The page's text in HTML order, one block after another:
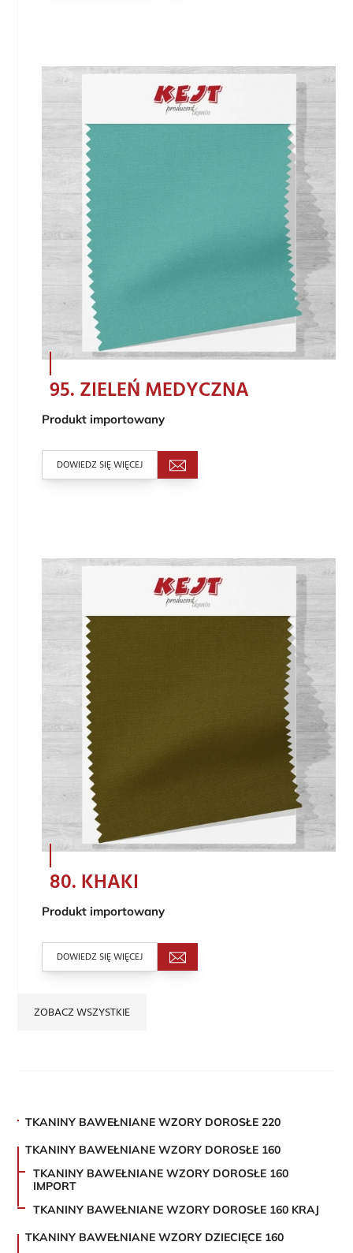
95. ZIELEŃ MEDYCZNA
Produkt importowany
DOWIEDZ SIĘ WIĘCEJ
80. KHAKI
Produkt importowany
DOWIEDZ SIĘ WIĘCEJ
ZOBACZ WSZYSTKIE
TKANINY BAWEŁNIANE WZORY DOROSŁE 220
TKANINY BAWEŁNIANE WZORY DOROSŁE 160
TKANINY BAWEŁNIANE WZORY DOROSŁE 160
IMPORT
TKANINY BAWEŁNIANE WZORY DOROSŁE 160 KRAJ
TKANINY BAWEŁNIANE WZORY DZIECIĘCE 160